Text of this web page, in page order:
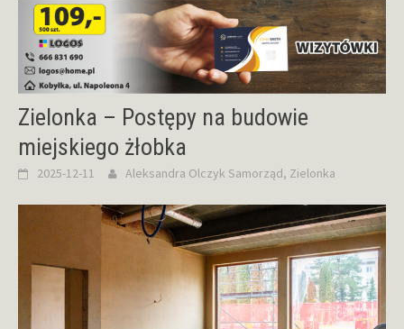
Zielonka – Postępy na budowie
miejskiego żłobka
2025-12-11 Aleksandra Olczyk Samorząd, Zielonka